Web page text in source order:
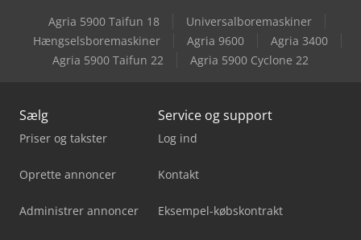
Agria 5900 Taifun 18
Universalboremaskiner
Hængselsboremaskiner
Agria 9600
Agria 3400
Agria 5900 Taifun 22
Agria 5900 Cyclone 22
Sælg
Priser og takster
Oprette annoncer
Administrer annoncer
Service og support
Log ind
Kontakt
Eksempel-købskontrakt